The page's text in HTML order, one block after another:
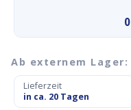
0
Ab externem Lager:
Lieferzeit
in ca. 20 Tagen